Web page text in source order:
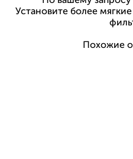
Установите более
Похожие